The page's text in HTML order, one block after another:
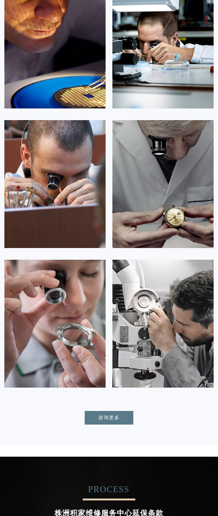
资深积家技师
是积家售后服务中心
(积家保养中心)
的高级技师之一
Beijing Jaeger Maintain center
北京积家维修
资深积家技师
是积家售后服务中心
(积家保养中心)
的高级技师之一
Shanghai Jaeger Maintain center
 上海积家维修
艾德琳·亚历桑德拉
资深积家技师
是积家售后服务中心
(积家保养中心)
的高级技师之一
Guangzhou Jaeger Maintain center
 广州积家维修
艾莉森·安吉莉亚
资深积家技师
是积家售后服务中心
(积家保养中心)
的高级技师之一
Shenzhen Jaeger Maintain center
 深圳积家维修
安尼塔·阿普里尔
资深积家技师
是积家售后服务中心
(积家保养中心)
的高级技师之一
Tianjin Jaeger Maintain center
 天津积家维修
贝亚特·布兰奇
资深积家技师
是积家售后服务中心
(积家保养中心)
的高级技师之一
Nanjing Jaeger Maintain center
 上海积家保养
辛迪·克莱门特
资深积家技师

咨询更多
PROCESS
株洲积家维修服务中心延保条款